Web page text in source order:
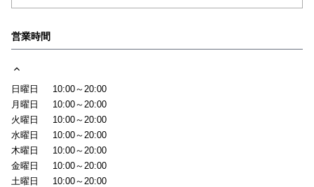
営業時間
日曜日
10:00～20:00
月曜日
10:00～20:00
火曜日
10:00～20:00
水曜日
10:00～20:00
木曜日
10:00～20:00
金曜日
10:00～20:00
土曜日
10:00～20:00